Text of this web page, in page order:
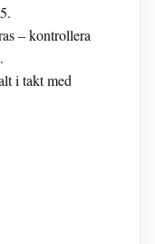
– kontrollera
i takt med